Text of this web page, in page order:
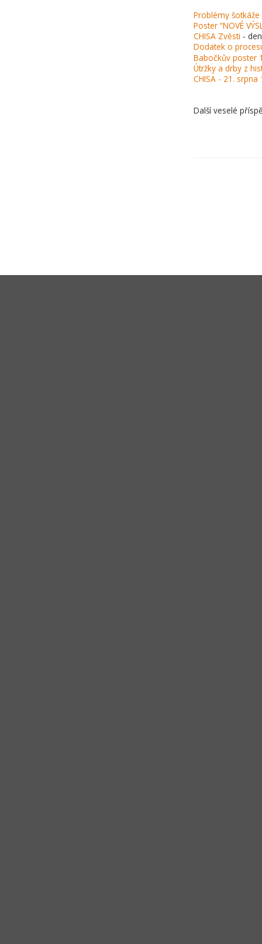
Problémy
Poster “NOVÉ
CHISA Zvěsti -
Dodatek o
Babočkův poster
Útržky a drby z
CHISA - 21. srpna
Další veselé